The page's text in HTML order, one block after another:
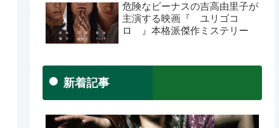
危険なビーナスの吉高由里子が
主演する映画『 ユリゴコ
ロ 』本格派傑作ミステリー
新着記事